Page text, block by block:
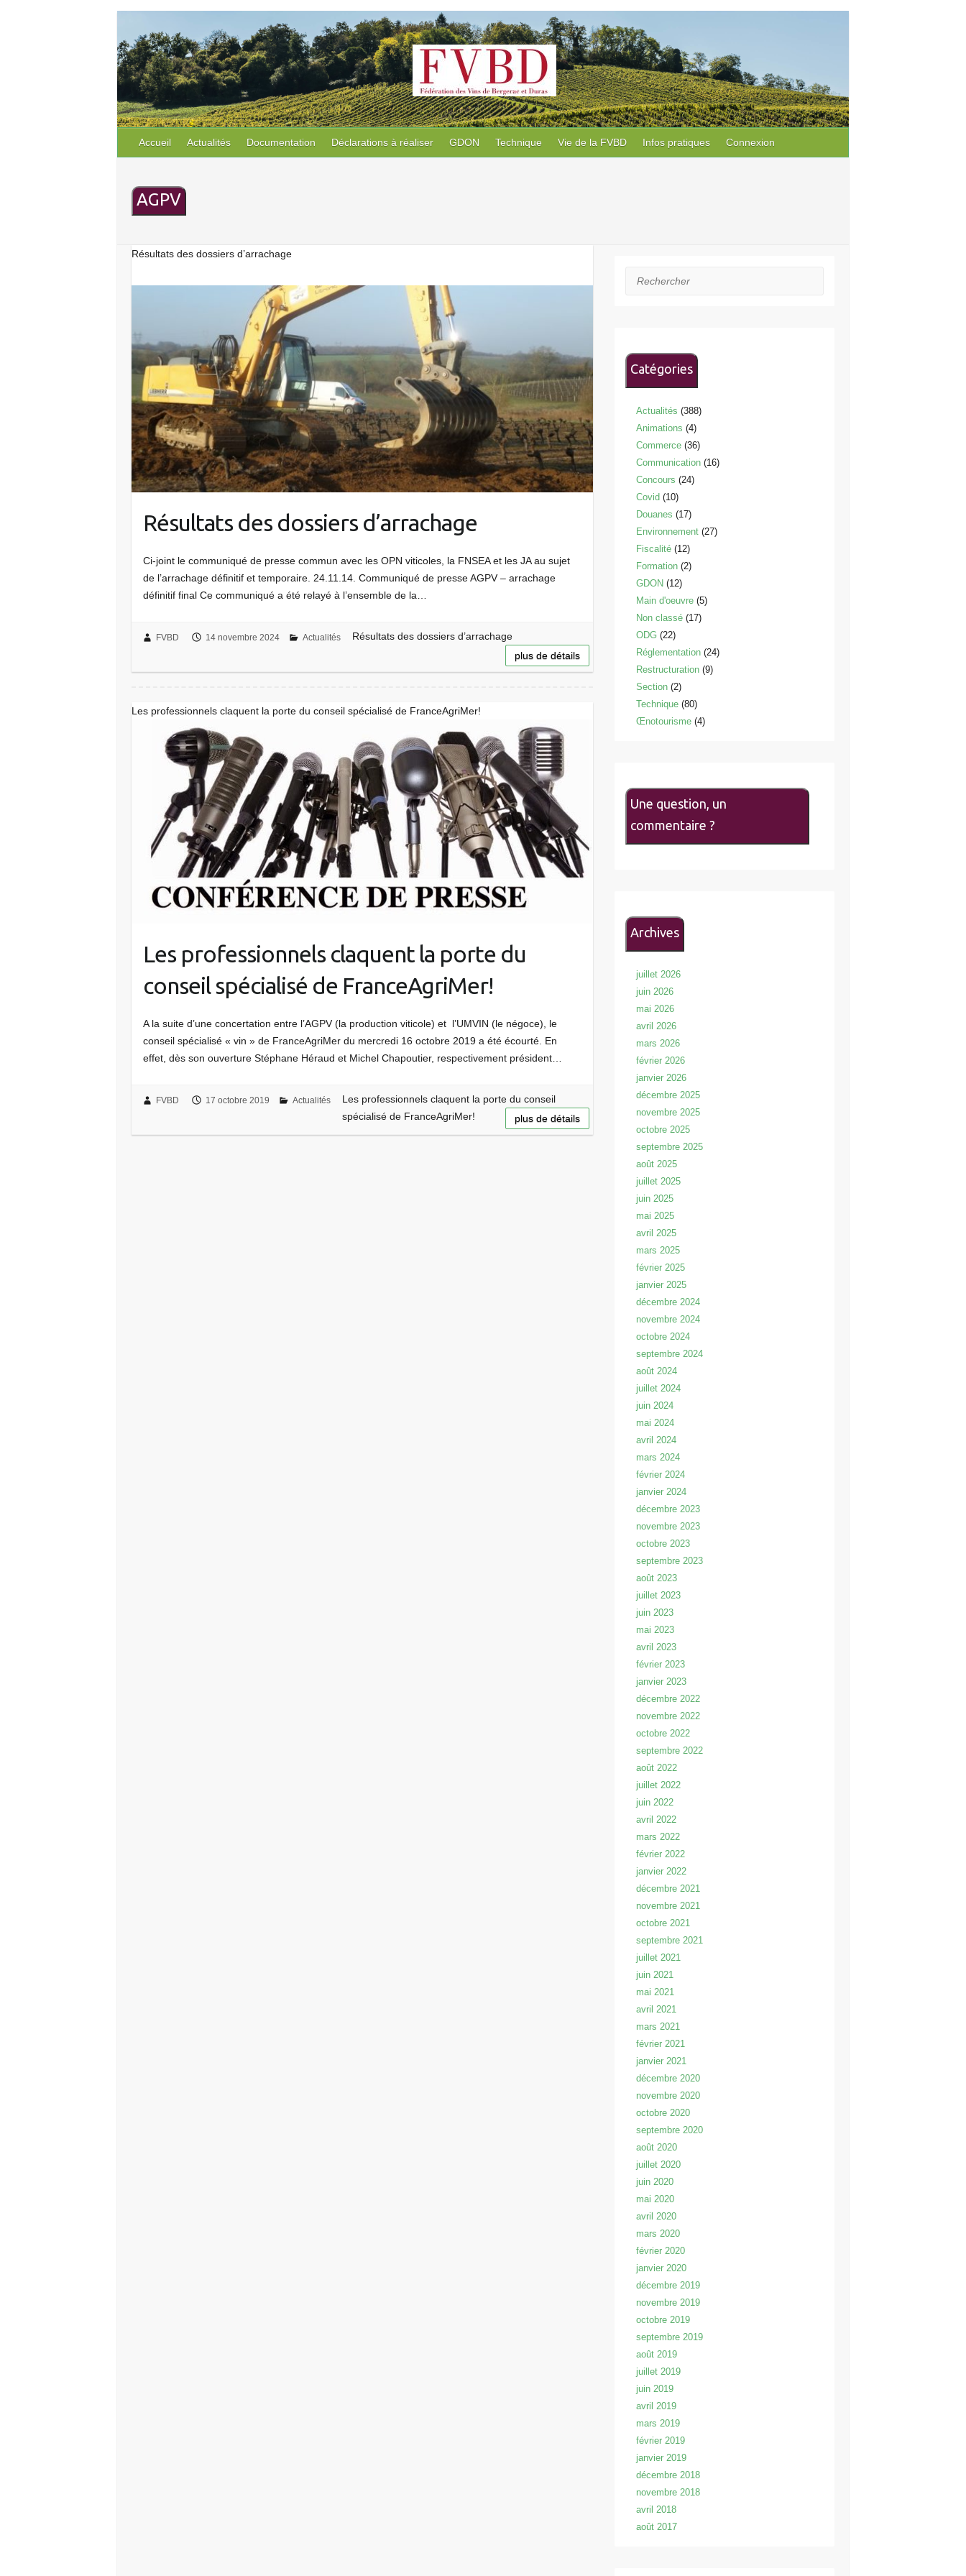
Accueil Actualités Documentation Déclarations à réaliser GDON Technique Vie de la FVBD Infos pratiques Connexion
AGPV
Résultats des dossiers d’arrachage
Résultats des dossiers d’arrachage
Ci-joint le communiqué de presse commun avec les OPN viticoles, la FNSEA et les JA au sujet
de l’arrachage définitif et temporaire. 24.11.14. Communiqué de presse AGPV – arrachage
définitif final Ce communiqué a été relayé à l’ensemble de la…
FVBD 14 novembre 2024 Actualités
Résultats des dossiers d’arrachage
plus de détails
Les professionnels claquent la porte du conseil spécialisé de FranceAgriMer!
Les professionnels claquent la porte du
conseil spécialisé de FranceAgriMer!
A la suite d’une concertation entre l’AGPV (la production viticole) et l’UMVIN (le négoce), le
conseil spécialisé « vin » de FranceAgriMer du mercredi 16 octobre 2019 a été écourté. En
effet, dès son ouverture Stéphane Héraud et Michel Chapoutier, respectivement président…
FVBD 17 octobre 2019 Actualités
Les professionnels claquent la porte du conseil
spécialisé de FranceAgriMer!
plus de détails
Rechercher
Catégories
Actualités (388)
Animations (4)
Commerce(36)
Communication(16)
Concours (24)
Covid (10)
Douanes (17)
Environnement(27)
Fiscalité(12)
Formation(2)
GDON (12)
Main d'oeuvre(5)
Non classé(17)
ODG(22)
Réglementation(24)
Restructuration(9)
Section(2)
Technique(80)
Œnotourisme(4)
Une question, un
commentaire ?
Archives
juillet 2026
juin 2026
mai 2026
avril 2026
mars 2026
février 2026
janvier 2026
décembre 2025
novembre 2025
octobre 2025
septembre 2025
août 2025
juillet 2025
juin 2025
mai 2025
avril 2025
mars 2025
février 2025
janvier 2025
décembre 2024
novembre 2024
octobre 2024
septembre 2024
août 2024
juillet 2024
juin 2024
mai 2024
avril 2024
mars 2024
février 2024
janvier 2024
décembre 2023
novembre 2023
octobre 2023
septembre 2023
août 2023
juillet 2023
juin 2023
mai 2023
avril 2023
février 2023
janvier 2023
décembre 2022
novembre 2022
octobre 2022
septembre 2022
août 2022
juillet 2022
juin 2022
avril 2022
mars 2022
février 2022
janvier 2022
décembre 2021
novembre 2021
octobre 2021
septembre 2021
juillet 2021
juin 2021
mai 2021
avril 2021
mars 2021
février 2021
janvier 2021
décembre 2020
novembre 2020
octobre 2020
septembre 2020
août 2020
juillet 2020
juin 2020
mai 2020
avril 2020
mars 2020
février 2020
janvier 2020
décembre 2019
novembre 2019
octobre 2019
septembre 2019
août 2019
juillet 2019
juin 2019
avril 2019
mars 2019
février 2019
janvier 2019
décembre 2018
novembre 2018
avril 2018
août 2017